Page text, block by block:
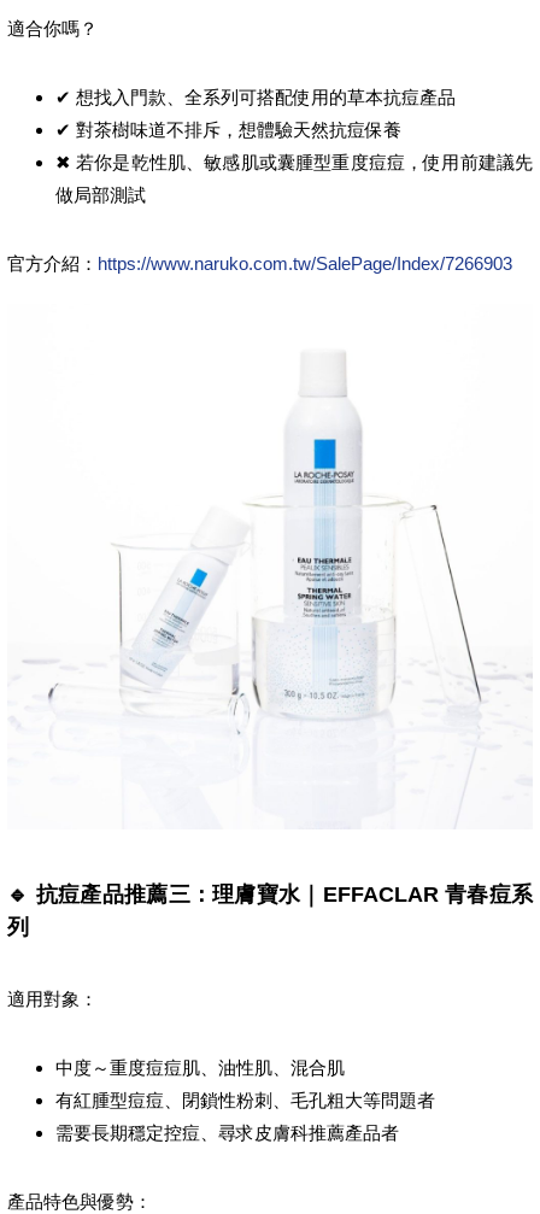
適合你嗎？
✔ 想找入門款、全系列可搭配使用的草本抗痘產品
✔ 對茶樹味道不排斥，想體驗天然抗痘保養
✖ 若你是乾性肌、敏感肌或囊腫型重度痘痘，使用前建議先
做局部測試
官方介紹： https://www.naruko.com.tw/SalePage/Index/7266903
🔹 抗痘產品推薦三：理膚寶水｜EFFACLAR 青春痘系
列
適用對象：
中度～重度痘痘肌、油性肌、混合肌
有紅腫型痘痘、閉鎖性粉刺、毛孔粗大等問題者
需要長期穩定控痘、尋求皮膚科推薦產品者
產品特色與優勢：